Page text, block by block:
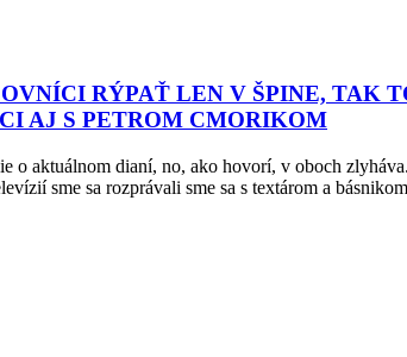
RÝPAŤ LEN V ŠPINE, TAK
AJ S PETROM CMORIKOM
o aktuálnom dianí, no, ako hovorí, v oboch
sme sa rozprávali sme sa s textárom a